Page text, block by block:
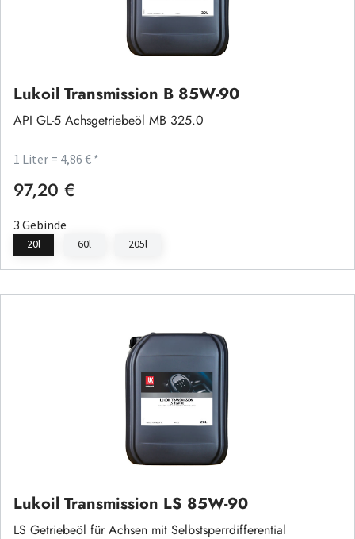
Lukoil Transmission B 85W-90
API GL-5 Achsgetriebeöl MB 325.0
1 Liter = 4,86 € *
Regulärer Preis:
97,20 €
3 Gebinde
20l 60l 205l
Lukoil Transmission LS 85W-90
LS Getriebeöl für Achsen mit Selbstsperrdifferential